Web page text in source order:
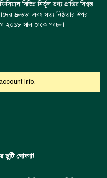
বিভিন্ন নির্ভূল তথ্য প্রাপ্তির বিশ্বস্ত
দ্রুততা এবং সত্য নিষ্ঠতার উপর
২০১৮ সাল থেকে পথচলা।
info.
ছুটি ঘোষণা!